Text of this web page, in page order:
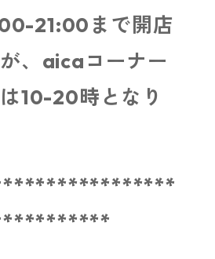
21:00まで開店
、aicaコーナー
10-20時となり